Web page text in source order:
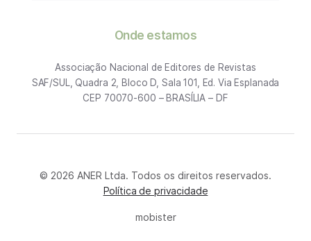
Onde estamos
Associação Nacional de Editores de Revistas
SAF/SUL, Quadra 2, Bloco D, Sala 101, Ed. Via Esplanada
CEP 70070-600 – BRASÍLIA – DF
© 2026 ANER Ltda. Todos os direitos reservados.
Política de privacidade
mobister